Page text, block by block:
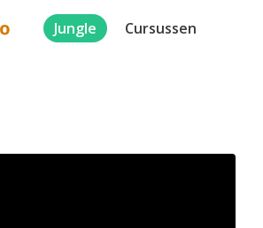
Jungle Cursussen